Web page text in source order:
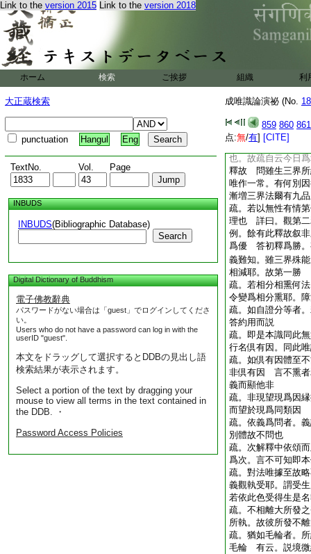
Link to the version 2015 Link to the version 2018
ホーム 検索 ご挨拶 組織 利
大正蔵検索
punctuation Hangul Eng
TextNo. Vol. Page
INBUDS
INBUDS(Bibliographic Database)
Search
Digital Dictionary of Buddhism
電子佛教辭典
パスワードがない場合は「guest」でログインしてくださ
い。
Users who do not have a password can log in with the
userID "guest".
本文をドラッグして選択するとDDBの見出し語
検索結果が表示されます。
Select a portion of the text by dragging your
mouse to view all terms in the text contained in
the DDB. ・
Password Access Policies
成唯識論演祕 (No.
859 860 861
点:無/有] [CITE]
者。二隨有一即是
所生無漏唯増不減
何不許
疏。已前頓斷有得
薩有力可斷。一故
無不至金剛斷修
疏。一一地通三界
一地中能斷三界所
疏。若有九品者。
一地別有九品
疏。前解方成者。
也。故疏自云今日
釋故 問雖生三界所
唯作一常。有何別
漸増三界法爾有九
疏。若以無性有情
理也 詳曰。觀第二
例。餘有此釋故叙
爲優 答初釋爲勝。
義難知。雖三界殊
相減耶。故第一勝
疏。若相分相熏何
令變爲相分熏耶。
疏。如自證分等者
答約用而説
疏。即是本識同此
行名倶有因。同此
疏。如倶有因體至
非倶有因 言不熏者
義而顯他非
疏。非現望現爲因
而望於現爲同類因
疏。依義爲問者。
別體故不問也
疏。次解釋中依頌
爲次。言不可知即
疏。對法唯據至故
義觀執受耶。謂受
若依此色受得生是
疏。不相離大所發
所執。故彼所發不
疏。猶如毛輪者。
毛輪 有云。説境微